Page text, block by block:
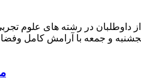
سرپرست دانشگاه پیام نور ممسنی در خصوص برگزاری کنکور سراسری